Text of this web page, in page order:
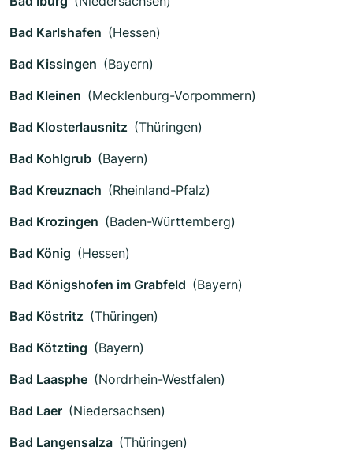
Bad Karlshafen (Hessen)
Bad Kissingen (Bayern)
Bad Kleinen (Mecklenburg-Vorpommern)
Bad Klosterlausnitz (Thüringen)
Bad Kohlgrub (Bayern)
Bad Kreuznach (Rheinland-Pfalz)
Bad Krozingen (Baden-Württemberg)
Bad König (Hessen)
Bad Königshofen im Grabfeld (Bayern)
Bad Köstritz (Thüringen)
Bad Kötzting (Bayern)
Bad Laasphe (Nordrhein-Westfalen)
Bad Laer (Niedersachsen)
Bad Langensalza (Thüringen)